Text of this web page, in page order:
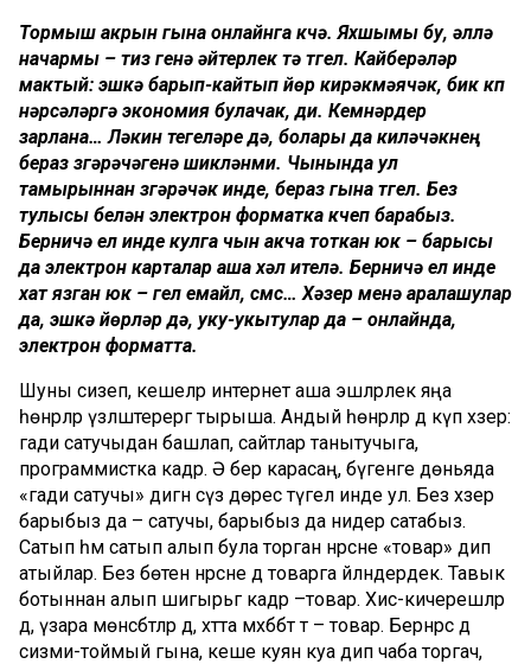
Тормыш акрын гына онлайнга күчә. Яхшымы бу, әллә
начармы – тиз генә әйтерлек тә түгел. Кайберәүләр
мактый: эшкә барып-кайтып йөрү кирәкмәячәк, бик күп
нәрсәләргә экономия булачак, ди. Кемнәрдер
зарлана… Ләкин тегеләре дә, болары да киләчәкнең
бераз үзгәрәчәгенә шикләнми. Чынында ул
тамырыннан үзгәрәчәк инде, бераз гына түгел. Без
тулысы белән электрон форматка күчеп барабыз.
Берничә ел инде кулга чын акча тоткан юк – барысы
да электрон карталар аша хәл ителә. Берничә ел инде
хат язган юк – гел емайл, смс… Хәзер менә аралашулар
да, эшкә йөрүләр дә, уку-укытулар да – онлайнда,
электрон форматта.
Шуны сизеп, кешеләр интернет аша эшләрлек яңа
һөнәрләр үзләштерергә тырыша. Андый һөнәрләр дә күп хәзер:
гади сатучыдан башлап, сайтлар танытучыга,
программистка кадәр. Ә бер карасаң, бүгенге дөньяда
«гади сатучы» дигән сүз дөрес түгел инде ул. Без хәзер
барыбыз да – сатучы, барыбыз да нидер сатабыз.
Сатып һәм сатып алып була торган нәрсәне «товар» дип
атыйлар. Без бөтен нәрсәне дә товарга әйләндердек. Тавык
ботыннан алып шигырьгә кадәр –товар. Хис-кичерешләр
дә, үзара мөнәсәбәтләр дә, хәтта мәхәббәт тә – товар. Бернәрсә дә
сизми-тоймый гына, кеше куян куа дип чаба торгач,